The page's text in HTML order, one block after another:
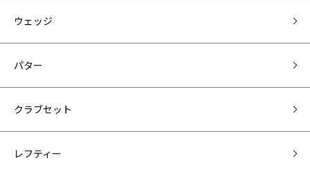
ウェッジ
パター
クラブセット
レフティー